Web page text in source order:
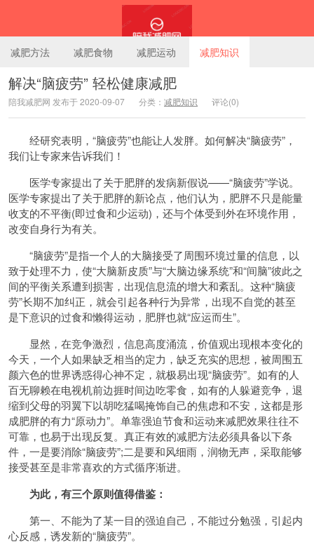
陪我减肥网
减肥方法 减肥食物 减肥运动 减肥知识
解决“脑疲劳” 轻松健康减肥
陪我减肥网 发布于 2020-09-07 分类： 减肥知识 评论(0)
经研究表明，“脑疲劳”也能让人发胖。如何解决“脑疲劳”，
我们让专家来告诉我们！
医学专家提出了关于肥胖的发病新假说——“脑疲劳”学说。
医学专家提出了关于肥胖的新论点，他们认为，肥胖不只是能量
收支的不平衡(即过食和少运动)，还与个体受到外在环境作用，
改变自身行为有关。
“脑疲劳”是指一个人的大脑接受了周围环境过量的信息，以
致于处理不力，使“大脑新皮质”与“大脑边缘系统”和“间脑”彼此之
间的平衡关系遭到损害，出现信息流的增大和紊乱。这种“脑疲
劳”长期不加纠正，就会引起各种行为异常，出现不自觉的甚至
是下意识的过食和懒得运动，肥胖也就“应运而生”。
显然，在竞争激烈，信息高度涌流，价值观出现根本变化的
今天，一个人如果缺乏相当的定力，缺乏充实的思想，被周围五
颜六色的世界诱惑得心神不定，就极易出现“脑疲劳”。如有的人
百无聊赖在电视机前边捱时间边吃零食，如有的人躲避竞争，退
缩到父母的羽翼下以胡吃猛喝掩饰自己的焦虑和不安，这都是形
成肥胖的有力“原动力”。单靠强迫节食和运动来减肥效果往往不
可靠，也易于出现反复。真正有效的减肥方法必须具备以下条
件，一是要消除“脑疲劳”;二是要和风细雨，润物无声，采取能够
接受甚至是非常喜欢的方式循序渐进。
为此，有三个原则值得借鉴：
第一、不能为了某一目的强迫自己，不能过分勉强，引起内
心反感，诱发新的“脑疲劳”。